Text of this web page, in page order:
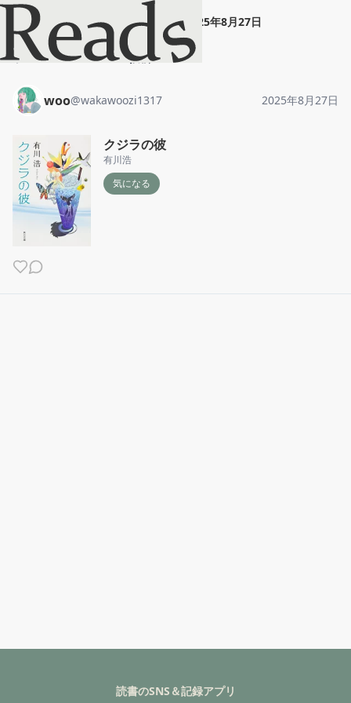
woo クジラの彼" 2025年8月27日
ホーム woo 投稿
woo@wakawoozi1317 2025年8月27日
クジラの彼
有川浩
気になる
読書のSNS＆記録アプリ